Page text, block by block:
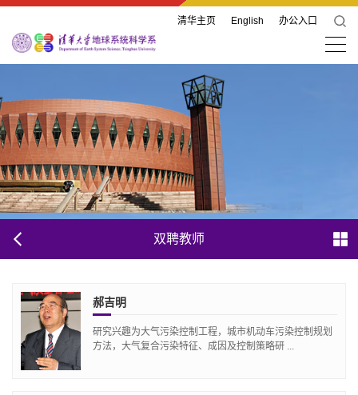
清华主页 English 办公入口
双聘教师
郝吉明
研究兴趣为大气污染控制工程，城市机动车污染控制规划
方法，大气复合污染特征、成因及控制策略研 ...